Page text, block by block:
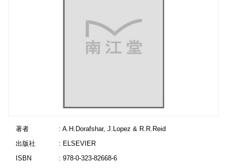
著者
: A.H.Dorafshar, J.Lopez & R.R.Reid
出版社
: ELSEVIER
ISBN
: 978-0-323-82668-6